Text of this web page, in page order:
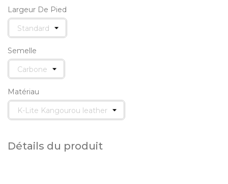
Largeur De Pied
Semelle
Matériau
Détails du produit